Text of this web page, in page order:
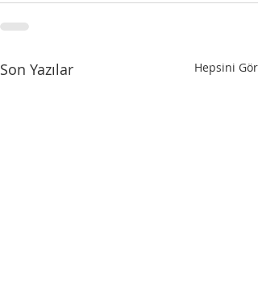
Son Yazılar Hepsini Gör